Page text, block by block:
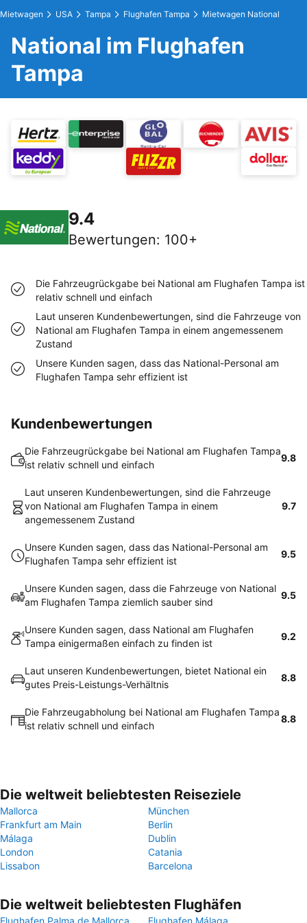
Mietwagen USA Tampa Flughafen Tampa Mietwagen National
National im Flughafen
Tampa
9.4
Bewertungen: 100+
Die Fahrzeugrückgabe bei National am Flughafen Tampa ist
relativ schnell und einfach
Laut unseren Kundenbewertungen, sind die Fahrzeuge von
National am Flughafen Tampa in einem angemessenem
Zustand
Unsere Kunden sagen, dass das National-Personal am
Flughafen Tampa sehr effizient ist
Kundenbewertungen
Die Fahrzeugrückgabe bei National am Flughafen Tampa
ist relativ schnell und einfach
9.8
Laut unseren Kundenbewertungen, sind die Fahrzeuge
von National am Flughafen Tampa in einem
angemessenem Zustand
9.7
Unsere Kunden sagen, dass das National-Personal am
Flughafen Tampa sehr effizient ist
9.5
Unsere Kunden sagen, dass die Fahrzeuge von National
am Flughafen Tampa ziemlich sauber sind
9.5
Unsere Kunden sagen, dass National am Flughafen
Tampa einigermaßen einfach zu finden ist
9.2
Laut unseren Kundenbewertungen, bietet National ein
gutes Preis-Leistungs-Verhältnis
8.8
Die Fahrzeugabholung bei National am Flughafen Tampa
ist relativ schnell und einfach
8.8
Die weltweit beliebtesten Reiseziele
Mallorca
München
Frankfurt am Main
Berlin
Málaga
Dublin
London
Catania
Lissabon
Barcelona
Die weltweit beliebtesten Flughäfen
Flughafen Palma de Mallorca Flughafen Málaga